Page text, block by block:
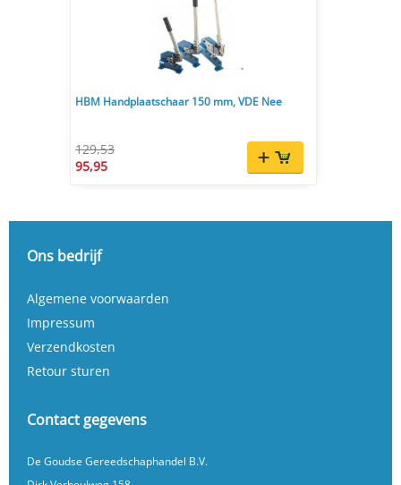
HBM Handplaatschaar 150 mm, VDE Nee
129,53
95,95
Ons bedrijf
Algemene voorwaarden
Impressum
Verzendkosten
Retour sturen
Contact gegevens
De Goudse Gereedschaphandel B.V.